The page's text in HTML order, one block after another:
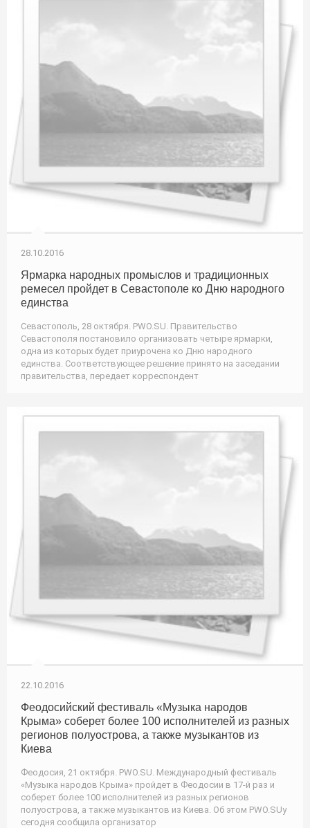
28.10.2016
Ярмарка народных промыслов и традиционных
ремесел пройдет в Севастополе ко Дню народного
единства
Севастополь, 28 октября. PWO.SU. Правительство
Севастополя постановило организовать четыре ярмарки,
одна из которых будет приурочена ко Дню народного
единства. Соответствующее решение принято на заседании
правительства, передает корреспондент
22.10.2016
Феодосийский фестиваль «Музыка народов
Крыма» соберет более 100 исполнителей из разных
регионов полуострова, а также музыкантов из
Киева
Феодосия, 21 октября. PWO.SU. Международный фестиваль
«Музыка народов Крыма» пройдет в Феодосии в 17-й раз и
соберет более 100 исполнителей из разных регионов
полуострова, а также музыкантов из Киева. Об этом PWO.SUу
сегодня сообщила организатор